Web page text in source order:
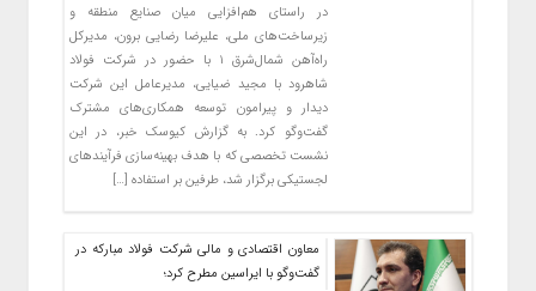
در راستای هم‌افزایی میان صنایع منطقه و
زیرساخت‌های ملی، علیرضا رضایی برون، مدیرکل
راه‌آهن شمال‌شرق ۱ با حضور در شرکت فولاد
شاهرود با مجید ضیایی، مدیرعامل این شرکت
دیدار و پیرامون توسعه همکاری‌های مشترک
گفت‌وگو کرد. به گزارش کیوسک خبر، در این
نشست تخصصی که با هدف بهینه‌سازی فرآیندهای
لجستیکی برگزار شد، طرفین بر استفاده […]
معاون اقتصادی و مالی شرکت فولاد مبارکه در
گفت‌وگو با ایراسین مطرح کرد؛